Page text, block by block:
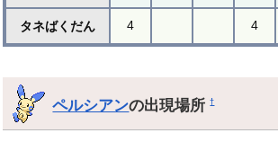
タネばくだん 4 4
ペルシアンの出現場所†